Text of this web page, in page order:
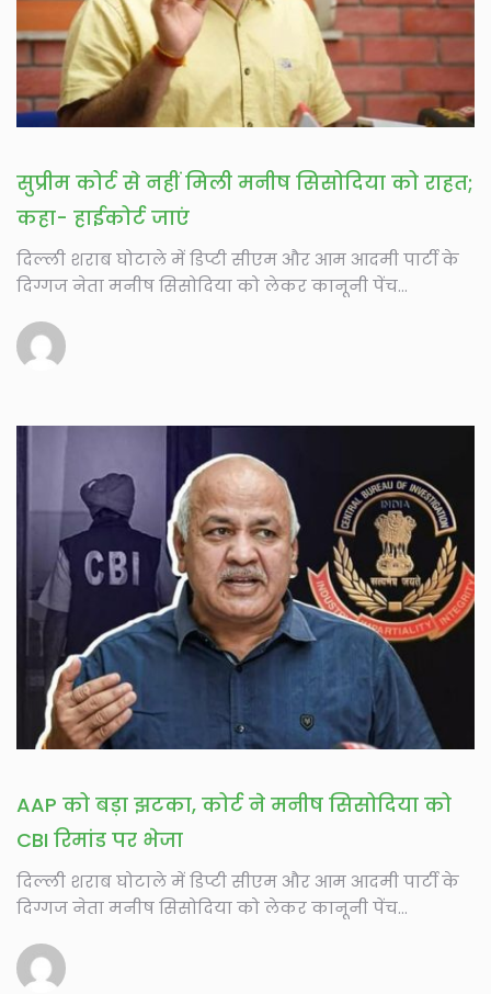
सुप्रीम कोर्ट से नहीं मिली मनीष सिसोदिया को राहत;
कहा- हाईकोर्ट जाएं
दिल्ली शराब घोटाले में डिप्टी सीएम और आम आदमी पार्टी के
दिग्गज नेता मनीष सिसोदिया को लेकर कानूनी पेंच...
AAP को बड़ा झटका, कोर्ट ने मनीष सिसोदिया को
CBI रिमांड पर भेजा
दिल्ली शराब घोटाले में डिप्टी सीएम और आम आदमी पार्टी के
दिग्गज नेता मनीष सिसोदिया को लेकर कानूनी पेंच...